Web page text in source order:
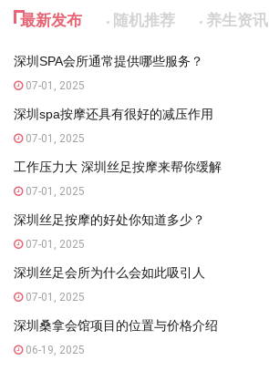
最新发布 随机推荐 养生资讯
深圳SPA会所通常提供哪些服务？
07-01, 2025
深圳spa按摩还具有很好的减压作用
07-01, 2025
工作压力大 深圳丝足按摩来帮你缓解
07-01, 2025
深圳丝足按摩的好处你知道多少？
07-01, 2025
深圳丝足会所为什么会如此吸引人
07-01, 2025
深圳桑拿会馆项目的位置与价格介绍
06-19, 2025